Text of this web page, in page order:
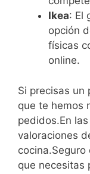
Ikea: El
opción
físicas
online.
Si precisas un
que te hemos
pedidos.En
valoraciones
que necesitas